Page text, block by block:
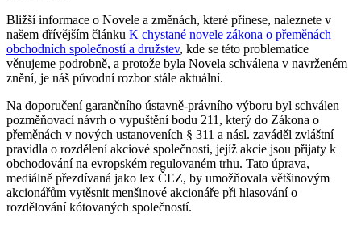
Bližší informace o Novele a změnách, které přinese, naleznete v
našem dřívějším článku K chystané novele zákona o přeměnách
obchodních společností a družstev, kde se této problematice
věnujeme podrobně, a protože byla Novela schválena v navrženém
znění, je náš původní rozbor stále aktuální.
Na doporučení garančního ústavně-právního výboru byl schválen
pozměňovací návrh o vypuštění bodu 211, který do Zákona o
přeměnách v nových ustanoveních § 311 a násl. zaváděl zvláštní
pravidla o rozdělení akciové společnosti, jejíž akcie jsou přijaty k
obchodování na evropském regulovaném trhu. Tato úprava,
mediálně přezdívaná jako lex ČEZ, by umožňovala většinovým
akcionářům vytěsnit menšinové akcionáře při hlasování o
rozdělování kótovaných společností.